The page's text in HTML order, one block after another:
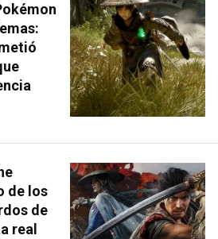
de los
de
real